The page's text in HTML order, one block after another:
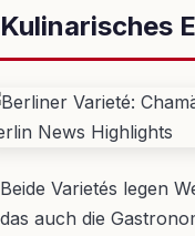
Kulinarisches
Beide Varietés legen
das auch die